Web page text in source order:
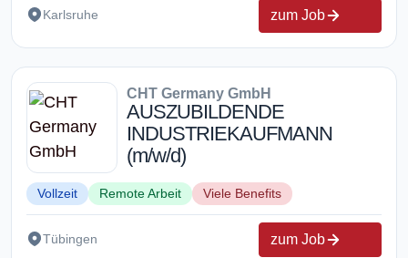
Karlsruhe zum Job
CHT Germany GmbH
AUSZUBILDENDE
INDUSTRIEKAUFMANN
(m/w/d)
Vollzeit Remote Arbeit Viele Benefits
Tübingen zum Job